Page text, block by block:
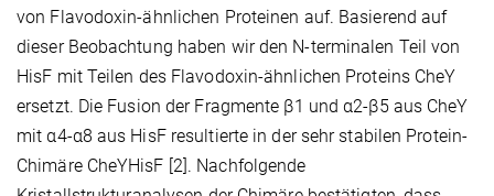
von Flavodoxin-ähnlichen Proteinen auf. Basierend auf
dieser Beobachtung haben wir den N-terminalen Teil von
HisF mit Teilen des Flavodoxin-ähnlichen Proteins CheY
ersetzt. Die Fusion der Fragmente β1 und α2-β5 aus CheY
mit α4-α8 aus HisF resultierte in der sehr stabilen Protein-
Chimäre CheYHisF [2]. Nachfolgende